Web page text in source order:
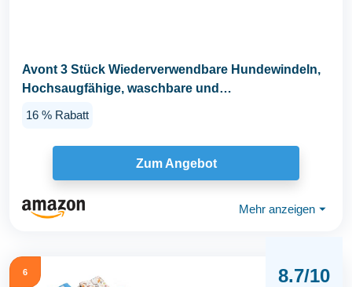
Avont 3 Stück Wiederverwendbare Hundewindeln,
Hochsaugfähige, waschbare und
16 % Rabatt
Zum Angebot
Mehr anzeigen ⏷
6 8.7/10